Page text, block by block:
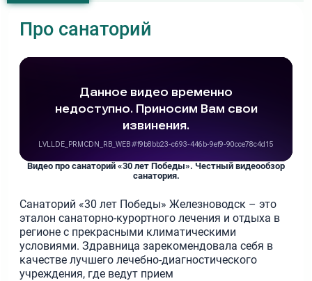
Про санаторий
Видео про санаторий «30 лет Победы». Честный видеообзор
санатория.
Санаторий «30 лет Победы» Железноводск – это
эталон санаторно-курортного лечения и отдыха в
регионе с прекрасными климатическими
условиями. Здравница зарекомендовала себя в
качестве лучшего лечебно-диагностического
учреждения, где ведут прием